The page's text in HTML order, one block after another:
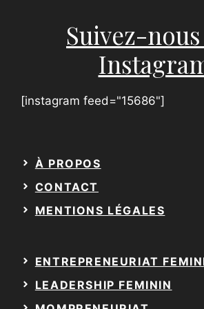
Suivez-
[instagram feed="15686"]
À PROPOS
CONTACT
MENTIONS LÉGALES
ENTREPRENEURIAT
LEADERSHIP FEMININ